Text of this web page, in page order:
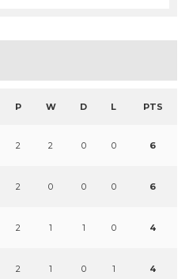
P W D L PTS
2 2 0 0 6
2 0 0 0 6
2 1 1 0 4
2 1 0 1 4